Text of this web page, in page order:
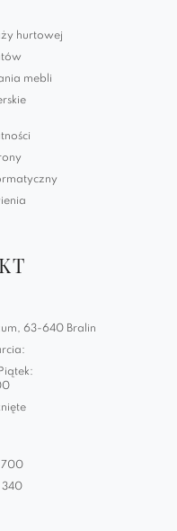
hurtowej
mebli
63-640 Bralin
700
340